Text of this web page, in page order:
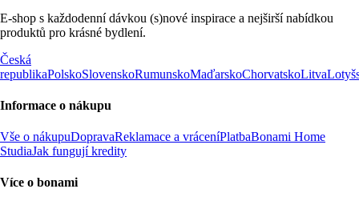
E-shop s každodenní dávkou (s)nové inspirace a nejširší nabídkou
produktů pro krásné bydlení.
Česká
republikaPolskoSlovenskoRumunskoMaďarskoChorvatskoLitva
Informace o nákupu
Vše o nákupuDopravaReklamace a vráceníPlatbaBonami Home
StudiaJak fungují kredity
Více o bonami